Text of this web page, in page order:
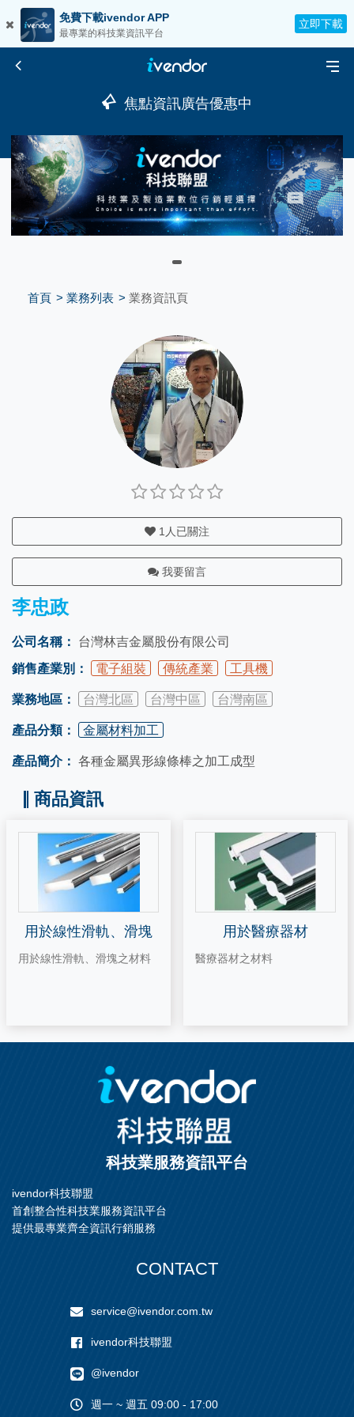
免費下載ivendor APP
最專業的科技業資訊平台
立即下載
焦點資訊廣告優惠中
首頁 業務列表 業務資訊頁
1 人已關注
我要留言
李忠政
公司名稱：
台灣林吉金屬股份有限公司
銷售產業別：
電子組裝 傳統產業 工具機
業務地區： 台灣北區 台灣中區 台灣南區
產品分類： 金屬材料加工
產品簡介： 各種金屬異形線條棒之加工成型
商品資訊
用於線性滑軌、滑塊
用於線性滑軌、滑塊之材料
用於醫療器材
醫療器材之材料
科技業服務資訊平台
ivendor科技聯盟
首創整合性科技業服務資訊平台
提供最專業齊全資訊行銷服務
CONTACT
service@ivendor.com.tw
ivendor科技聯盟
@ivendor
週一 ~ 週五 09:00 - 17:00